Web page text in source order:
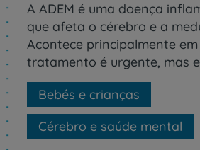
A ADEM é uma doença
que afeta o cérebro e a
Acontece principalmente
tratamento é urgente, mas
Bebés e crianças
Cérebro e saúde mental